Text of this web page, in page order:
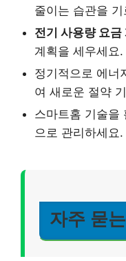
줄이는 습관을
전기 사용량 요금
계획을 세우세요.
정기적으로 에너
여 새로운 절약
스마트홈 기술을
으로 관리하세요.
자주 묻